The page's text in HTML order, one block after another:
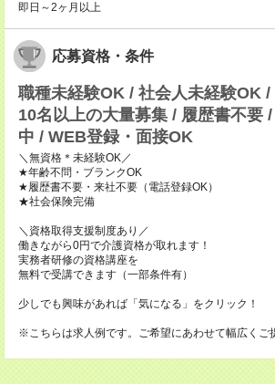
即日～2ヶ月以上
応募資格・条件
職種未経験OK / 社会人未経験OK
10名以上の大量募集 / 履歴書不要
中 / WEB登録・面接OK
＼無資格＊未経験OK／
★年齢不問・ブランクOK
★履歴書不要・来社不要（電話登録OK）
★社会保険完備
＼資格取得支援制度あり／
働きながら0円で介護資格が取れます！
実務者研修の資格講座を
無料で受講できます（一部条件有）
少しでも興味があれば「気になる」をクリック！
※こちらは求人例です。ご希望にあわせて幅広くご